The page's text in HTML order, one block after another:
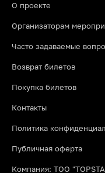
О проекте
Организаторам
Часто задаваемые
Возврат билетов
Покупка билетов
Контакты
Политика
Публичная оферта
Компания: ТОО